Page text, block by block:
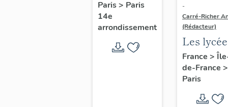
Paris> Paris
14e
arrondissement
-
Carré-Richer
(Rédacteur)
Les
Jean-
Dondel
Roger
France >
de-France >
Paris